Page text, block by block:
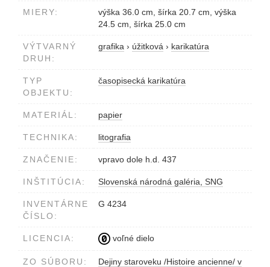
MIERY:
výška 36.0 cm, šírka 20.7 cm, výška
24.5 cm, šírka 25.0 cm
VÝTVARNÝ
DRUH:
grafika › úžitková › karikatúra
TYP
OBJEKTU:
časopisecká karikatúra
MATERIÁL: papier
TECHNIKA: litografia
ZNAČENIE: vpravo dole h.d. 437
INŠTITÚCIA: Slovenská národná galéria, SNG
INVENTÁRNE
ČÍSLO:
G 4234
LICENCIA: voľné dielo
ZO SÚBORU:
Dejiny staroveku /Histoire ancienne/ v